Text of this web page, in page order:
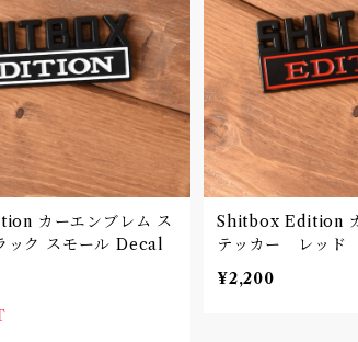
カーエンブレム ス
ック スモール Decal
Shitbox Edition
テッカー レッド
¥2,200